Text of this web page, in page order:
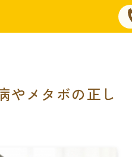
やメタボの正し